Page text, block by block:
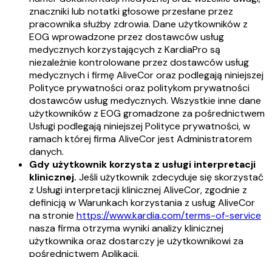
znaczniki lub notatki głosowe przesłane przez
pracownika służby zdrowia. Dane użytkowników z
EOG wprowadzone przez dostawców usług
medycznych korzystających z KardiaPro są
niezależnie kontrolowane przez dostawców usług
medycznych i firmę AliveCor oraz podlegają niniejszej
Polityce prywatności oraz politykom prywatności
dostawców usług medycznych. Wszystkie inne dane
użytkowników z EOG gromadzone za pośrednictwem
Usługi podlegają niniejszej Polityce prywatności, w
ramach której firma AliveCor jest Administratorem
danych.
Gdy użytkownik korzysta z usługi interpretacji
klinicznej. Jeśli użytkownik zdecyduje się skorzystać
z Usługi interpretacji klinicznej AliveCor, zgodnie z
definicją w Warunkach korzystania z usług AliveCor
na stronie https://www.kardia.com/terms-of-service
nasza firma otrzyma wyniki analizy klinicznej
użytkownika oraz dostarczy je użytkownikowi za
pośrednictwem Aplikacji.